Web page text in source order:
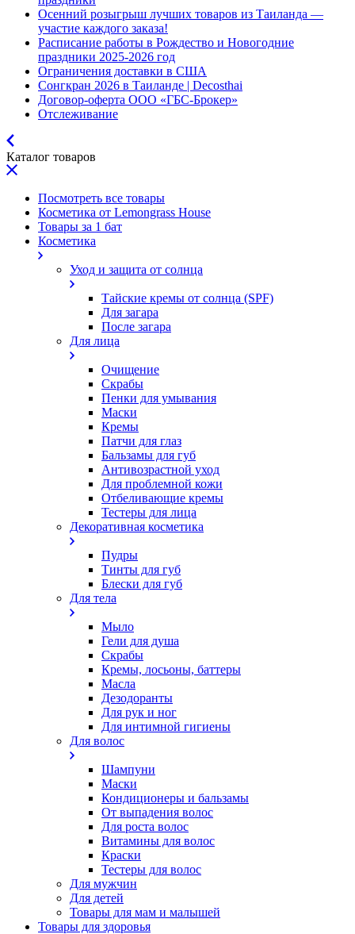
Осенний розыгрыш лучших товаров из Таиланда —
участие каждого заказа!
Расписание работы в Рождество и Новогодние
праздники 2025-2026 год
Ограничения доставки в США
Сонгкран 2026 в Таиланде | Decosthai
Договор-оферта ООО «ГБС-Брокер»
Отслеживание
Каталог товаров
Посмотреть все товары
Косметика от Lemongrass House
Товары за 1 бат
Косметика
Уход и защита от солнца
Тайские кремы от солнца (SPF)
Для загара
После загара
Для лица
Очищение
Скрабы
Пенки для умывания
Маски
Кремы
Патчи для глаз
Бальзамы для губ
Антивозрастной уход
Для проблемной кожи
Oтбеливающие кремы
Тестеры для лица
Декоративная косметика
Пудры
Тинты для губ
Блески для губ
Для тела
Мыло
Гели для душа
Скрабы
Кремы, лосьоны, баттеры
Масла
Дезодоранты
Для рук и ног
Для интимной гигиены
Для волос
Шампуни
Маски
Кондиционеры и бальзамы
От выпадения волос
Для роста волос
Витамины для волос
Краски
Тестеры для волос
Для мужчин
Для детей
Товары для мам и малышей
Товары для здоровья